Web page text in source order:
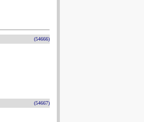
(54666)
(54667)